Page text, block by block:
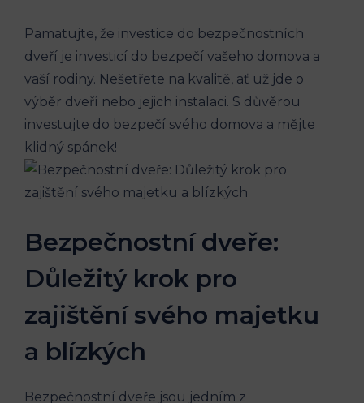
Pamatujte, že investice do bezpečnostních
dveří je investicí do bezpečí vašeho domova a
vaší rodiny. Nešetřete na kvalitě, ať už jde o
výběr dveří nebo jejich instalaci. S důvěrou
investujte do bezpečí svého domova a mějte
klidný spánek!
Bezpečnostní dveře:
Důležitý krok pro
zajištění svého majetku
a blízkých
Bezpečnostní dveře jsou jedním z